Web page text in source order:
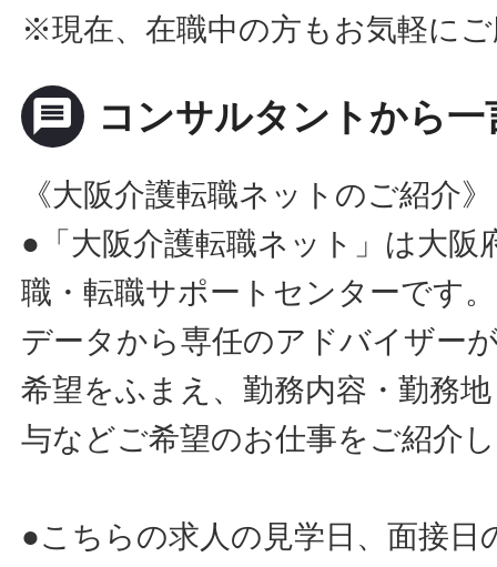
※現在、在職中の方もお気軽に
message コンサルタントから一
《大阪介護転職ネットのご紹介》
●「大阪介護転職ネット」は大阪
職・転職サポートセンターです
データから専任のアドバイザー
希望をふまえ、勤務内容・勤務
与などご希望のお仕事をご紹介
●こちらの求人の見学日、面接日